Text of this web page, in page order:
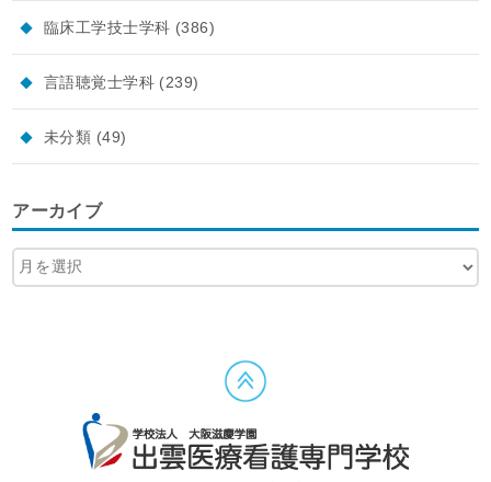
臨床工学技士学科 (386)
言語聴覚士学科 (239)
未分類 (49)
アーカイブ